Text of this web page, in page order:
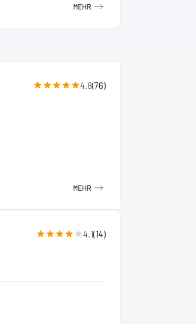
MEHR
4.8(76)
MEHR
4.1(14)